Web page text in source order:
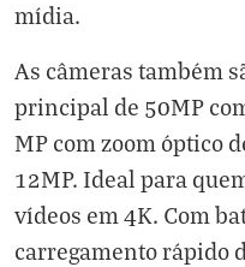
mídia.
As câmeras também
principal de 50MP
MP com zoom óptico
12MP. Ideal para
vídeos em 4K. Com
carregamento rápido